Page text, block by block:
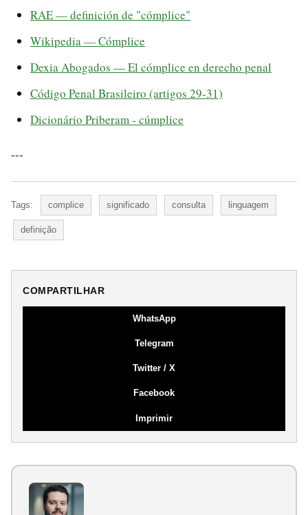
RAE — definición de "cómplice"
Wikipedia — Cómplice
Dexia Abogados — El cómplice en derecho penal
Código Penal Brasileiro (artigos 29-31)
Dicionário Priberam - cúmplice
---
Tags: complice significado consulta linguagem
definição
COMPARTILHAR
WhatsApp
Telegram
Twitter / X
Facebook
Imprimir